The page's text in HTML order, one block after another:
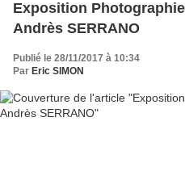
Exposition
Andrès SERRANO
Publié le 28/11/2017 à 10:34
Par Eric SIMON